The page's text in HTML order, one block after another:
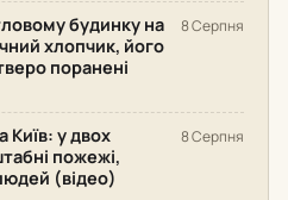
будинку на
хлопчик, його
поранені
8 Серпня
Київ: у двох
пожежі,
(відео)
8 Серпня